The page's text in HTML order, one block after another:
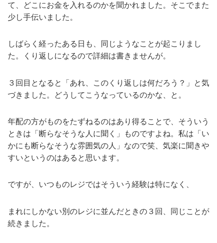
て、どこにお金を入れるのかを聞かれました。そこでまた
少し手伝いました。
しばらく経ったある日も、同じようなことが起こりまし
た。くり返しになるので詳細は書きませんが。
３回目となると「あれ、このくり返しは何だろう？」と気
づきました。どうしてこうなっているのかな、と。
年配の方がものをたずねるのはあり得ることで、そういう
ときは「断らなそうな人に聞く」ものですよね。私は「い
かにも断らなそうな雰囲気の人」なので笑、気楽に聞きや
すいというのはあると思います。
ですが、いつものレジではそういう経験は特になく、
まれにしかない別のレジに並んだときの３回、同じことが
続きました。